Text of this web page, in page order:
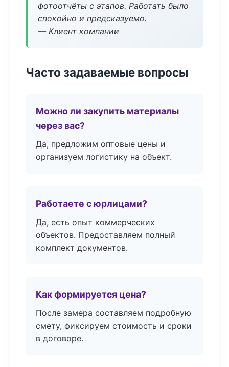
фотоотчёты с этапов. Работать было
спокойно и предсказуемо.
— Клиент компании
Часто задаваемые вопросы
Можно ли закупить материалы
через вас?
Да, предложим оптовые цены и
организуем логистику на объект.
Работаете с юрлицами?
Да, есть опыт коммерческих
объектов. Предоставляем полный
комплект документов.
Как формируется цена?
После замера составляем подробную
смету, фиксируем стоимость и сроки
в договоре.